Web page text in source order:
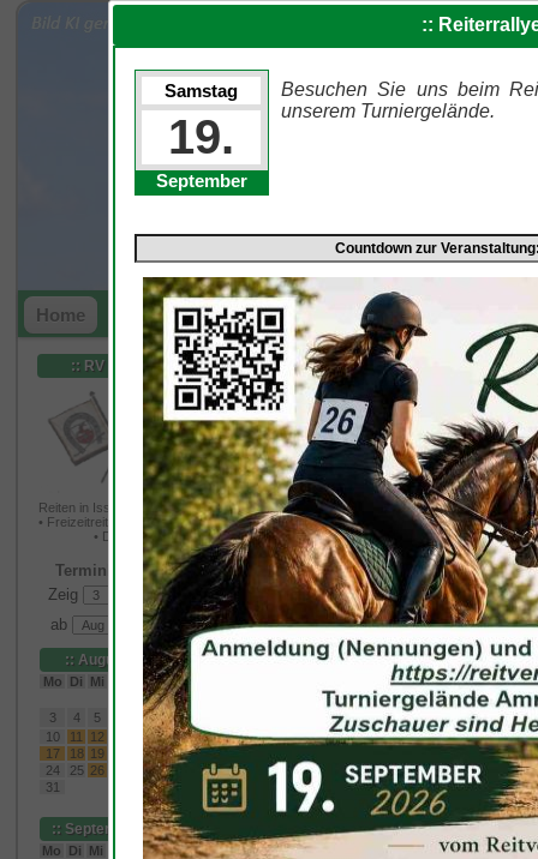
Willkommen beim Reit-,
Home Kontakt ▽ Termine ▽ Galerie ▽
:: RV Ziethen ::
Reiten in Issum • Sportreiten
• Freizeitreiten • Pferdezucht
• Dressur
Terminkalender
Zeig
Monate
ab
:: August 2026 ::
Mo Di Mi Fr Sa So
1
2
3
4 5 7 8
9
10
11 12 14 15
16
17
18 19 21 22
23
24
25 26 28 29
31
:: September 2026 ::
Mo Di Mi Fr Sa So
:: Issum :: Springreiten ::
☆ Willkommen auf der
Reiterverein Ziethen Issum
Turniersport am linken
Dressurreiter finden bei
Gegründet wurde unser
somit seit 139 Jahren.
Fleuthniederungenund
Sevelen mit ca. 20m ×
landschaftlich
Vereinsmitgliedern aus
Nutzung zur Verfügung.
in unserem Reiterstübchen.
Um unsere Webseite
gestalten und
verwenden wir
unserer Webseite
Weitere
unserer
::
Samstag
19.
September
Besuchen Sie uns beim
unserem Turniergelände.